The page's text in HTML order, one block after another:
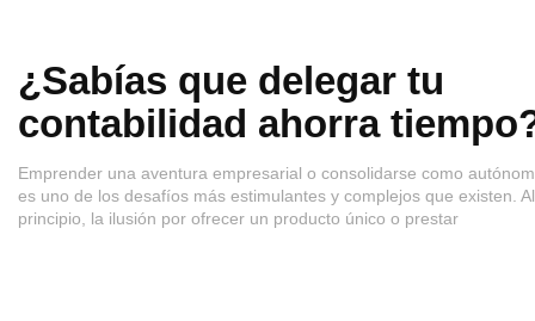
¿Sabías que delegar tu
contabilidad ahorra
Emprender una aventura empresarial o consolidarse como
es uno de los desafíos más estimulantes y complejos que existen. Al
principio, la ilusión por ofrecer un producto único o prestar